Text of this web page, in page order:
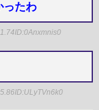
ったわ
ID:0Anxmnis0
ID:ULyTVn6k0